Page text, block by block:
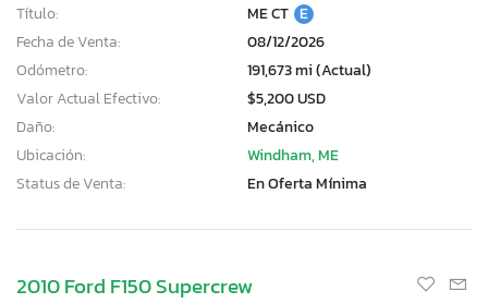
Título:
ME CT E
Fecha de Venta:
08/12/2026
Odómetro:
191,673 mi (Actual)
Valor Actual Efectivo:
$5,200 USD
Daño:
Mecánico
Ubicación:
Windham, ME
Status de Venta:
En Oferta Mínima
2010 Ford F150 Supercrew